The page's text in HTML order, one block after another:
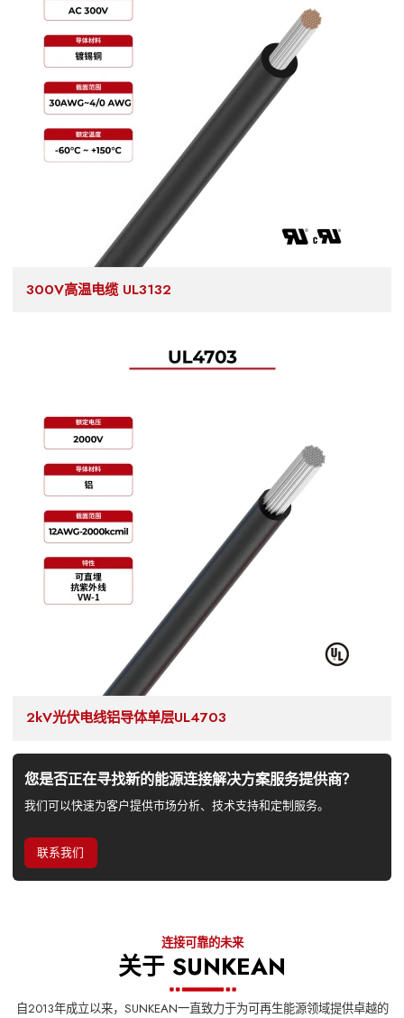
300V高温电缆 UL3132
2kV光伏电线铝导体单层UL4703
您是否正在寻找新的能源连接解决方案服务提供商？
我们可以快速为客户提供市场分析、技术支持和定制服务。
联系我们
连接可靠的未来
关于 SUNKEAN
自2013年成立以来，SUNKEAN一直致力于为可再生能源领域提供卓越的